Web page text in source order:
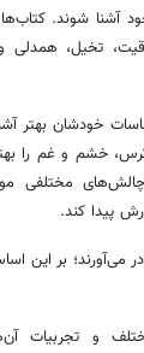
آشنا شوند.
تخیل، همدلی
خودشان بهتر
خشم و غم را
چالش‌های مختلفی
پیدا کند.
می‌آورند؛ بر این
و تجربیات